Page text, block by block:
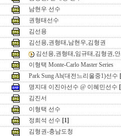
남현우 선수
권형태선수
김선용
김선용,권형태,남현우,김형권
김선용,권형태,임규태,김형권,
이형택 Monte-Carlo Master Series
Park Sung Ah(대전느리울중1)선수
명지대 이진아선수 @ 이혜민선수
김진서
이형택 선수
정희석 선수 [1]
김형권-충남도청